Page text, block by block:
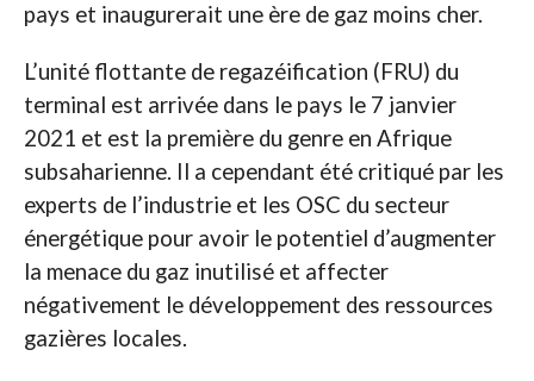
pays et inaugurerait une ère de gaz moins cher.
L’unité flottante de regazéification (FRU) du
terminal est arrivée dans le pays le 7 janvier
2021 et est la première du genre en Afrique
subsaharienne. Il a cependant été critiqué par les
experts de l’industrie et les OSC du secteur
énergétique pour avoir le potentiel d’augmenter
la menace du gaz inutilisé et affecter
négativement le développement des ressources
gazières locales.